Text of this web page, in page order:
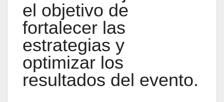
el objetivo de
fortalecer las
estrategias y
optimizar los
resultados del evento.